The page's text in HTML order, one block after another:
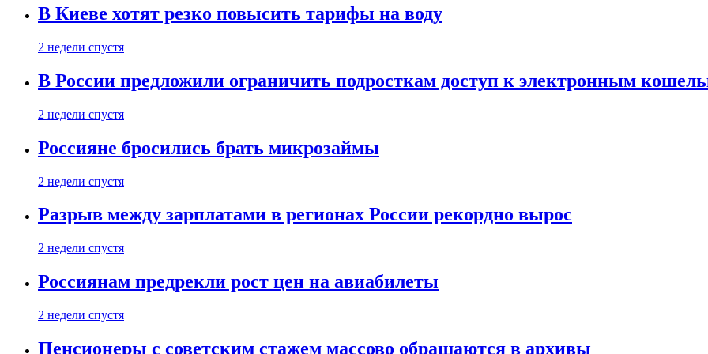
В Киеве хотят резко повысить тарифы на воду
2 недели спустя
В России предложили ограничить подросткам доступ к электронным
2 недели спустя
Россияне бросились брать микрозаймы
2 недели спустя
Разрыв между зарплатами в регионах России рекордно вырос
2 недели спустя
Россиянам предрекли рост цен на авиабилеты
2 недели спустя
Пенсионеры с советским стажем массово обращаются в архивы